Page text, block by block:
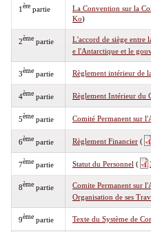
1 ère partie
La Convention sur la
Ko)
2ème partie
L'accord de siège entre
e l'Antarctique et le
3ème partie Règlement intérieur de
4ème partie Règlement Intérieur du
5ème partie Comité Permanent sur
6ème partie Règlement Financier (
7ème partie Statut du Personnel (
8ème partie
Comite Permanent sur
Organisation de ses
9ème partie Texte du Système de